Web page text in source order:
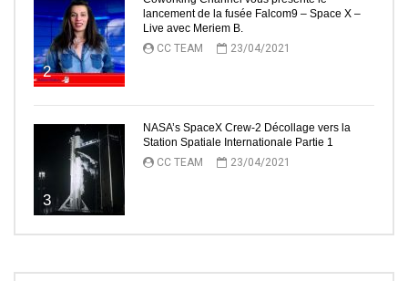
2
lancement de la fusée Falcom9 – Space X –
Live avec Meriem B.
CC TEAM
23/04/2021
3
NASA’s SpaceX Crew-2 Décollage vers la
Station Spatiale Internationale Partie 1
CC TEAM
23/04/2021